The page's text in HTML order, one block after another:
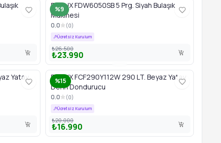
%9
FINLUX FDW6050SB 5 Prg. Siyah Bulaşık
Makinesi
0.0 (0)
Ücretsiz Kurulum
₺26.500
₺23.990
Yatay
%15
FINLUX FCF290Y112W 290 LT. Beyaz Yatay
Derin Dondurucu
0.0 (0)
Ücretsiz Kurulum
₺20.000
₺16.990